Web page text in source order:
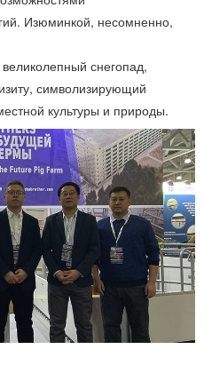
Изюминкой, несомненно,
снегопад,
символизирующий
культуры и природы.